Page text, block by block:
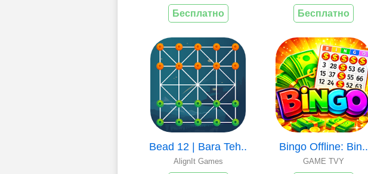
Бесплатно Бесплатно
Bead 12 | Bara Teh..
AlignIt Games
Bingo Offline: Bin..
GAME TVY